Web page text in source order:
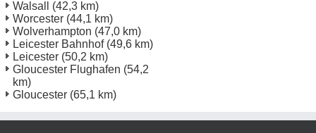
Walsall
(42,3 km)
Worcester (44,1 km)
Wolverhampton (47,0 km)
Leicester Bahnhof(49,6 km)
Leicester (50,2 km)
Gloucester Flughafen (54,2
km)
Gloucester (65,1 km)